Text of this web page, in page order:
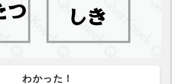
わかった！